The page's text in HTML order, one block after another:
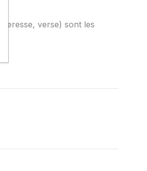
verse) sont les